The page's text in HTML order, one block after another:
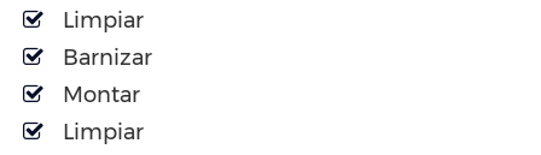
Limpiar
Barnizar
Montar
Limpiar